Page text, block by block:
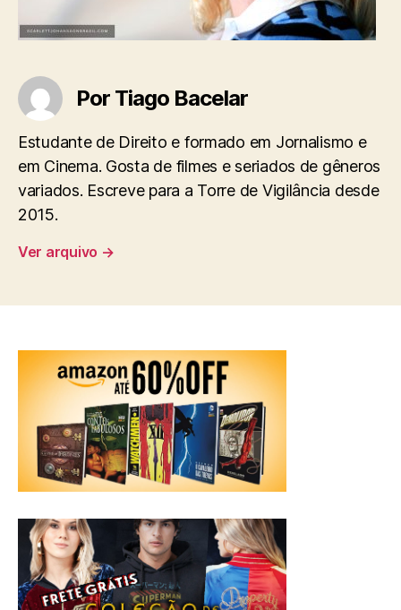
Por Tiago Bacelar
Estudante de Direito e formado em Jornalismo e
em Cinema. Gosta de filmes e seriados de gêneros
variados. Escreve para a Torre de Vigilância desde
2015.
Ver arquivo →